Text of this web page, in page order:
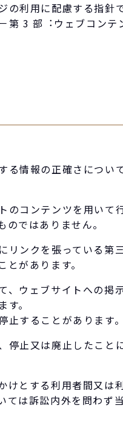
の利用に配慮する指
3 部︓ウェブコン
情報の正確さにつ
コンテンツを用い
ではありません。
リンクを張っている
があります。
ウェブサイトへの
。
することがあります。
止又は廃止したこ
とする利用者間又
は訴訟内外を問わず